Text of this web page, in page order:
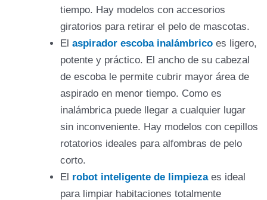
tiempo. Hay modelos con accesorios
giratorios para retirar el pelo de mascotas.
El aspirador escoba inalámbrico es ligero,
potente y práctico. El ancho de su cabezal
de escoba le permite cubrir mayor área de
aspirado en menor tiempo. Como es
inalámbrica puede llegar a cualquier lugar
sin inconveniente. Hay modelos con cepillos
rotatorios ideales para alfombras de pelo
corto.
El robot inteligente de limpiezaes ideal
para limpiar habitaciones totalmente